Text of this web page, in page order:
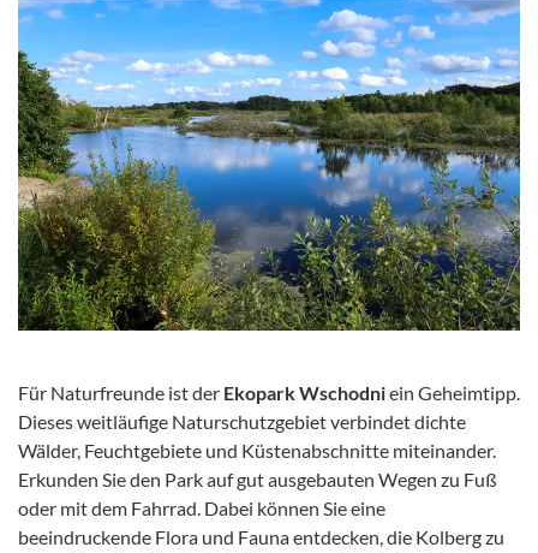
Für Naturfreunde ist der Ekopark Wschodniein Geheimtipp.
Dieses weitläufige Naturschutzgebiet verbindet dichte
Wälder, Feuchtgebiete und Küstenabschnitte miteinander.
Erkunden Sie den Park auf gut ausgebauten Wegen zu Fuß
oder mit dem Fahrrad. Dabei können Sie eine
beeindruckende Flora und Fauna entdecken, die Kolberg zu